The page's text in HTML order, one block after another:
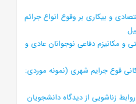
و بیکاری بر وقوع انواع جرائم
و مکانیزم دفاعی نوجوانان عادی و
قوع جرایم شهری (نمونه موردی:
زناشویی از دیدگاه دانشجویان